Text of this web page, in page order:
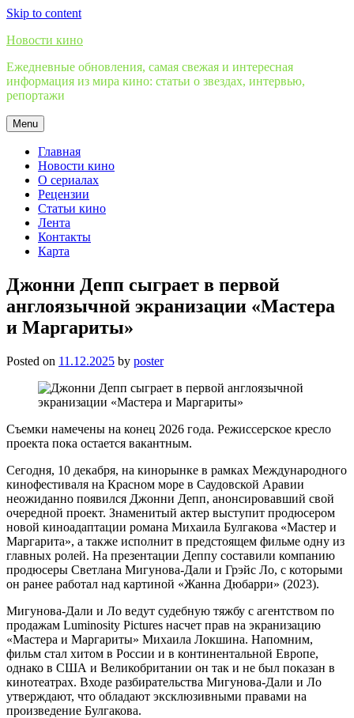
Skip to content
Новости кино
Ежедневные обновления, самая свежая и интересная
информация из мира кино: статьи о звездах, интервью,
репортажи
Menu
Главная
Новости кино
О сериалах
Рецензии
Статьи кино
Лента
Контакты
Карта
Джонни Депп сыграет в первой
англоязычной экранизации «Мастера
и Маргариты»
Posted on 11.12.2025 by poster
Съемки намечены на конец 2026 года. Режиссерское кресло
проекта пока остается вакантным.
Сегодня, 10 декабря, на кинорынке в рамках Международного
кинофестиваля на Красном море в Саудовской Аравии
неожиданно появился Джонни Депп, анонсировавший свой
очередной проект. Знаменитый актер выступит продюсером
новой киноадаптации романа Михаила Булгакова «Мастер и
Маргарита», а также исполнит в предстоящем фильме одну из
главных ролей. На презентации Деппу составили компанию
продюсеры Светлана Мигунова-Дали и Грэйс Ло, с которыми
он ранее работал над картиной «Жанна Дюбарри» (2023).
Мигунова-Дали и Ло ведут судебную тяжбу с агентством по
продажам Luminosity Pictures насчет прав на экранизацию
«Мастера и Маргариты» Михаила Локшина. Напомним,
фильм стал хитом в России и в континентальной Европе,
однако в США и Великобритании он так и не был показан в
кинотеатрах. Входе разбирательства Мигунова-Дали и Ло
утверждают, что обладают эксклюзивными правами на
произведение Булгакова.